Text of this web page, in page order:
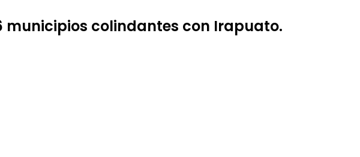
municipios colindantes con Irapuato.